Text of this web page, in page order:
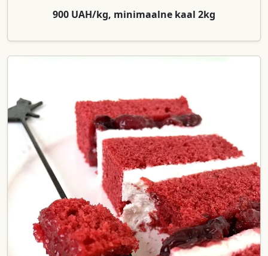
900 UAH/kg, minimaalne kaal 2kg